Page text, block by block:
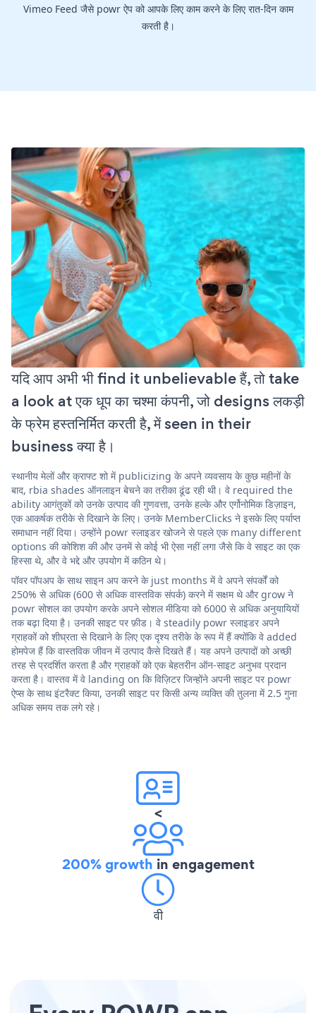
Vimeo Feed जैसे powr ऐप को आपके लिए काम करने के लिए रात-दिन काम
करती है।
यदि आप अभी भी find it unbelievable हैं, तो take
a look at एक धूप का चश्मा कंपनी, जो designs लकड़ी
के फ्रेम हस्तनिर्मित करती है, में seen in their
business क्या है।
स्थानीय मेलों और क्राफ्ट शो में publicizing के अपने व्यवसाय के कुछ महीनों के
बाद, rbia shades ऑनलाइन बेचने का तरीका ढूंढ रही थी। वे required the
ability आगंतुकों को उनके उत्पाद की गुणवत्ता, उनके हल्के और एर्गोनोमिक डिज़ाइन,
एक आकर्षक तरीके से दिखाने के लिए। उनके MemberClicks ने इसके लिए पर्याप्त
समाधान नहीं दिया। उन्होंने powr स्लाइडर खोजने से पहले एक many different
options की कोशिश की और उनमें से कोई भी ऐसा नहीं लगा जैसे कि वे साइट का एक
हिस्सा थे, और वे भद्दे और उपयोग में कठिन थे।
पॉवर पॉपअप के साथ साइन अप करने के just months में वे अपने संपर्कों को
250% से अधिक (600 से अधिक वास्तविक संपर्क) करने में सक्षम थे और grow ने
powr सोशल का उपयोग करके अपने सोशल मीडिया को 6000 से अधिक अनुयायियों
तक बढ़ा दिया है। उनकी साइट पर फ़ीड। वे steadily powr स्लाइडर अपने
ग्राहकों को शीघ्रता से दिखाने के लिए एक दृश्य तरीके के रूप में हैं क्योंकि वे added
होमपेज हैं कि वास्तविक जीवन में उत्पाद कैसे दिखते हैं। यह अपने उत्पादों को अच्छी
तरह से प्रदर्शित करता है और ग्राहकों को एक बेहतरीन ऑन-साइट अनुभव प्रदान
करता है। वास्तव में वे landing on कि विज़िटर जिन्होंने अपनी साइट पर powr
ऐप्स के साथ इंटरैक्ट किया, उनकी साइट पर किसी अन्य व्यक्ति की तुलना में 2.5 गुना
अधिक समय तक लगे रहे।
<
200% growth in engagement
वी